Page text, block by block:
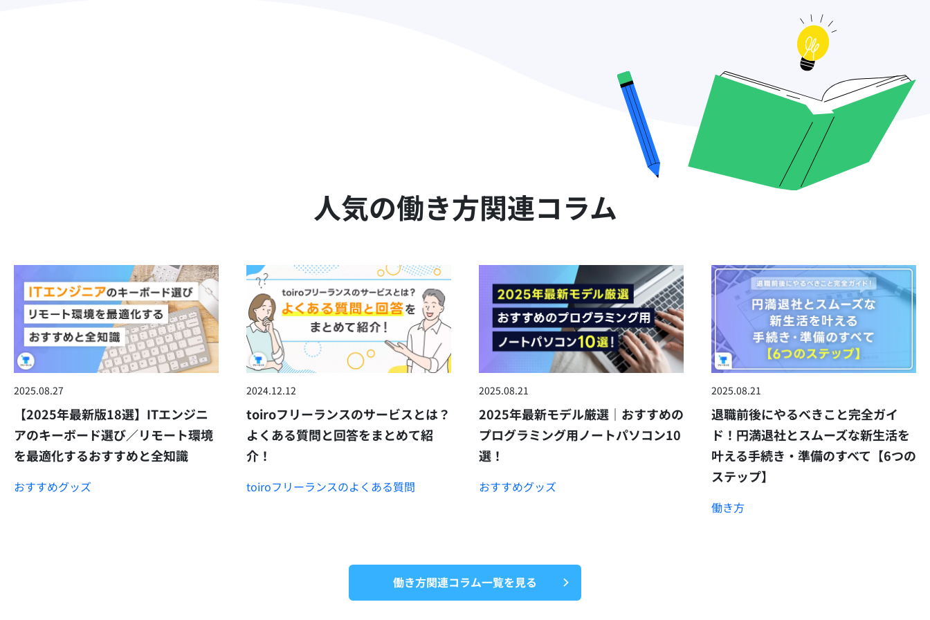
人気の働き方関連コラム
2025.08.27
【2025年最新版18選】ITエンジニ
アのキーボード選び／リモート環境
を最適化するおすすめと全知識
おすすめグッズ
2024.12.12
toiroフリーランスのサービスとは？
よくある質問と回答をまとめて紹
介！
toiroフリーランスのよくある質問
2025.08.21
2025年最新モデル厳選｜おすすめの
プログラミング用ノートパソコン10
選！
おすすめグッズ
2025.08.21
退職前後にやるべきこと完全ガイ
ド！円満退社とスムーズな新生活を
叶える手続き・準備のすべて【6つの
ステップ】
働き方
働き方関連コラム一覧を見る